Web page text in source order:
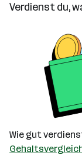
Verdienst du,
Wie gut